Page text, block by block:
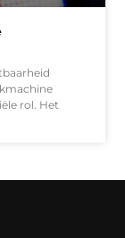
rol. Het